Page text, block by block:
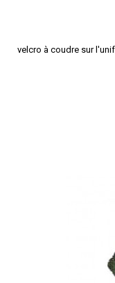
velcro à coudre sur